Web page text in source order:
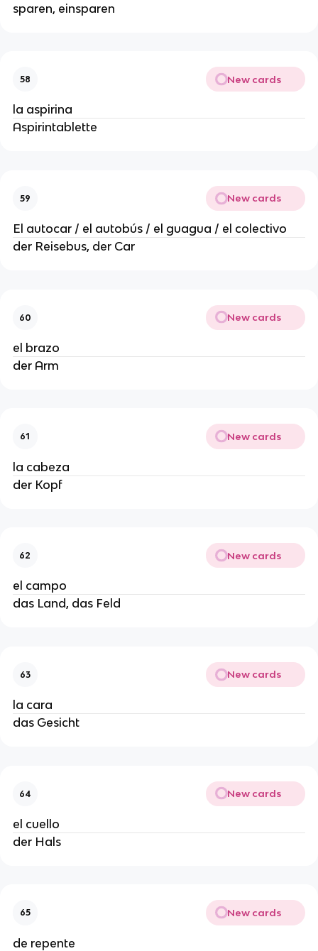
sparen, einsparen
58 New cards
la aspirina
Aspirintablette
59 New cards
El autocar / el autobús / el guagua / el colectivo
der Reisebus, der Car
60 New cards
el brazo
der Arm
61 New cards
la cabeza
der Kopf
62 New cards
el campo
das Land, das Feld
63 New cards
la cara
das Gesicht
64 New cards
el cuello
der Hals
65 New cards
de repente